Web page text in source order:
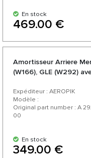
En stock
469.00 €
Amortisseur Arriere
(W166), GLE (W292)
Expéditeur : AEROPIK
Modèle :
Original part number : A
00
En stock
349.00 €